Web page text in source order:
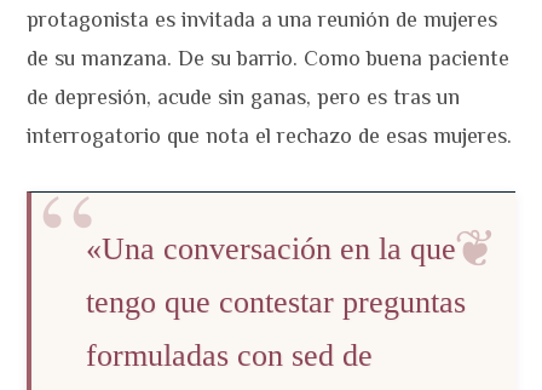
protagonista es invitada a una reunión de mujeres
de su manzana. De su barrio. Como buena paciente
de depresión, acude sin ganas, pero es tras un
interrogatorio que nota el rechazo de esas mujeres.
«Una conversación en la que
tengo que contestar preguntas
formuladas con sed de